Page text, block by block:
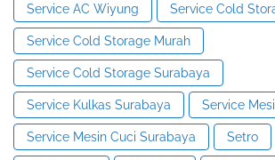
Service AC Wiyung Service Cold
Service Cold Storage Murah
Service Cold Storage Surabaya
Service Kulkas Surabaya Service
Service Mesin Cuci Surabaya Setro